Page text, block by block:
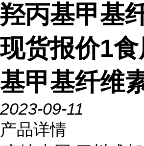
羟丙基甲基
现货报价1
基甲基纤维
2023-09-11
产品详情